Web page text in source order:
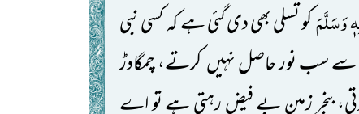
وَسَلَّمَکو تسلی بھی دی گئی ہے کہ کسی نبی
سب نور حاصل نہیں کرتے، چمگادڑ
بنجر زمین بے فیض رہتی ہے تو اے